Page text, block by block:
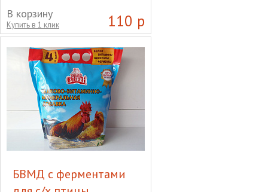
110 р
В корзину
Купить в 1 клик
БВМД с ферментами